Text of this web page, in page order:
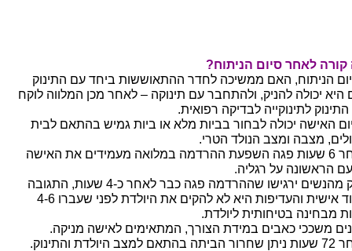
לאחר סיום הניתוח?
הניתוח, האם ממשיכה לחדר ההתאוששות ביחד עם התינוק
היא יכולה להניק, ולהתחבר עם תינוקה – לאחר מכן המלווה לוקח
לתינוקייה לבדיקה רפואית.
האישה יכולה לבחור בביות מלא או ביות גמיש בהתאם לבית
מצבה ומצב הנולד הטרי.
לאחר 6 שעות פגה השפעת ההרדמה במלואה מעמידים את האישה
הראשונה על רגליה.
חלק מהנשים ירגישו שההרדמה פגה כבר לאחר כ-4 שעות, התגובה
מאוד אישית והעדיפות היא לא להקים את היולדת לפני שעברו 4-6
מבחינה בטיחותית ליולדת.
משככי כאבים במידת הצורך, המתאימים לאישה מניקה.
למצב היולדת והתינוק.